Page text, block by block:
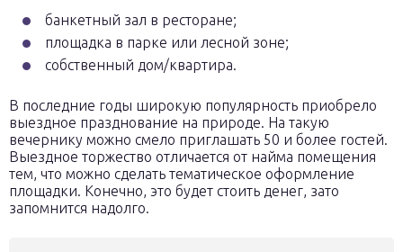
банкетный зал в ресторане;
площадка в парке или лесной зоне;
собственный дом/квартира.
В последние годы широкую популярность приобрело
выездное празднование на природе. На такую
вечернику можно смело приглашать 50 и более гостей.
Выездное торжество отличается от найма помещения
тем, что можно сделать тематическое оформление
площадки. Конечно, это будет стоить денег, зато
запомнится надолго.